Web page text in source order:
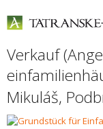
Verkauf
Mikuláš,